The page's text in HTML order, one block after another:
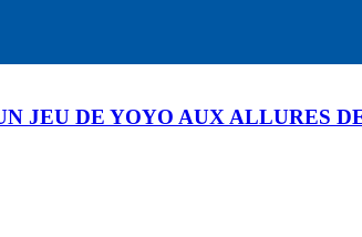
JEU DE YOYO AUX ALLURES